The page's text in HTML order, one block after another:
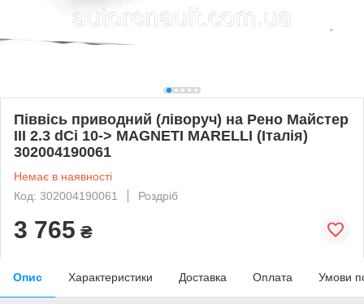
Піввісь приводний (ліворуч) на Рено Майстер
III 2.3 dCi 10-> MAGNETI MARELLI (Італія)
302004190061
Немає в наявності
Код: 302004190061
Роздріб
3 765 ₴
Опис Характеристики Доставка Оплата Умови